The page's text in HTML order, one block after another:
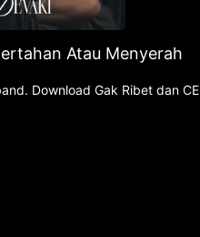
Atau Menyerah
Download Gak Ribet dan